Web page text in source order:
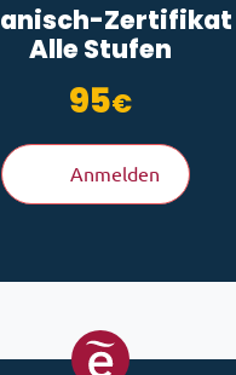
100€ bis
Zertifikat
Alle Stufen
95€
Anmelden